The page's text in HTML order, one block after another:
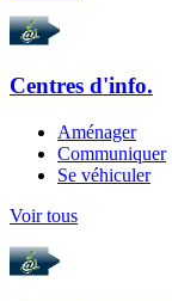
Centres d'info.
Aménager
Communiquer
Se véhiculer
Voir tous